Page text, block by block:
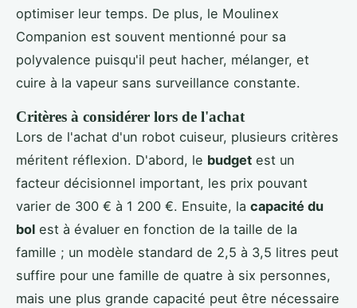
optimiser leur temps. De plus, le Moulinex
Companion est souvent mentionné pour sa
polyvalence puisqu'il peut hacher, mélanger, et
cuire à la vapeur sans surveillance constante.
Critères à considérer lors de l'achat
Lors de l'achat d'un robot cuiseur, plusieurs critères
méritent réflexion. D'abord, le budget est un
facteur décisionnel important, les prix pouvant
varier de 300 € à 1 200 €. Ensuite, la capacité du
bol est à évaluer en fonction de la taille de la
famille ; un modèle standard de 2,5 à 3,5 litres peut
suffire pour une famille de quatre à six personnes,
mais une plus grande capacité peut être nécessaire